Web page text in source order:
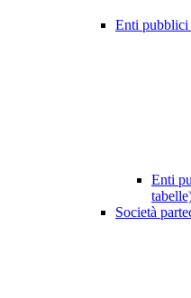
Enti
Enti
Società